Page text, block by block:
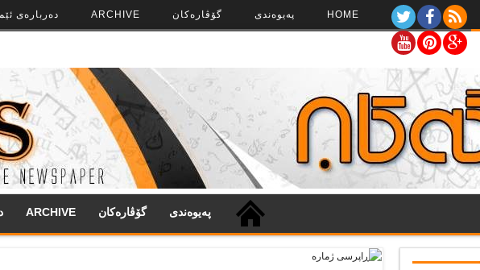
ده‌رباره‌ی ARCHIVE گۆڤاره‌کان په‌‌یوه‌ندی HOME
ARCHIVE گۆڤاره‌کان په‌‌یوه‌ندی